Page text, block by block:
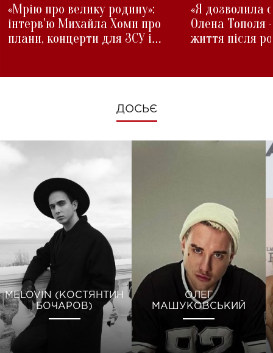
«Мрію про велику родину»:
інтерв'ю Михайла Хоми про
плани, концерти для ЗСУ і
«Я дозволила
Олена Тополя
життя після
ДОСЬЄ
MELOVIN (КОСТЯНТИН
БОЧАРОВ)
ОЛЕГ
МАШУКОВСЬКИЙ